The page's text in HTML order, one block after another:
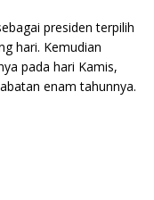
presiden terpilih
hari. Kemudian
pada hari Kamis,
enam tahunnya.